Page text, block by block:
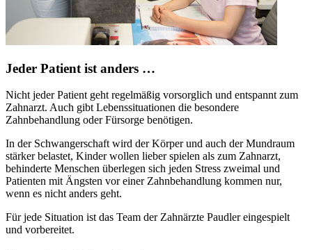
Jeder Patient ist anders …
Nicht jeder Patient geht regelmäßig vorsorglich und entspannt zum
Zahnarzt. Auch gibt Lebenssituationen die besondere
Zahnbehandlung oder Fürsorge benötigen.
In der Schwangerschaft wird der Körper und auch der Mundraum
stärker belastet, Kinder wollen lieber spielen als zum Zahnarzt,
behinderte Menschen überlegen sich jeden Stress zweimal und
Patienten mit Ängsten vor einer Zahnbehandlung kommen nur,
wenn es nicht anders geht.
Für jede Situation ist das Team der Zahnärzte Paudler eingespielt
und vorbereitet.